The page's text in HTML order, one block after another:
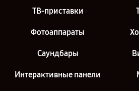
ТВ-приставки
Фотоаппараты
Саундбары
Интерактивные панели